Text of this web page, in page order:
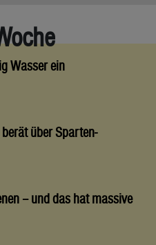
Wasser ein
berät über Sparten-
– und das hat massive